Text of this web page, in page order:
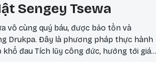
Sengey Tsewa
vô cùng quý báu, được bảo tồn và
Drukpa. Đây là phương pháp thực hành
khổ đau Tích lũy công đức, hướng tới giác